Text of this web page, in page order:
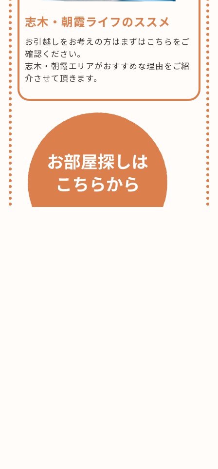
志木・朝霞ライフのススメ
お引越しをお考えの方はまずはこちらをご
確認ください。
志木・朝霞エリアがおすすめな理由をご紹
介させて頂きます。